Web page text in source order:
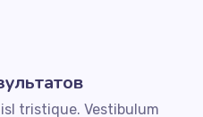
tristique. Vestibulum